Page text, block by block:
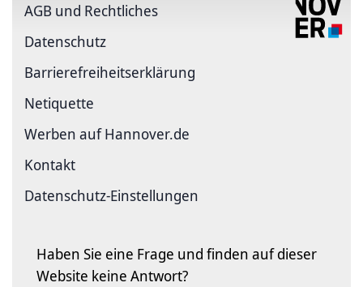
AGB und Rechtliches
Datenschutz
Barriere­freiheits­erklärung
Netiquette
Werben auf Hannover.de
Kontakt
Datenschutz-Einstellungen
Haben Sie eine Frage und finden auf dieser
Website keine Antwort?